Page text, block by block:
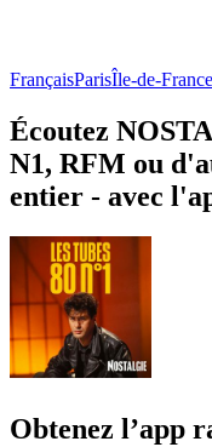
FrançaisParisÎle-de-France
Écoutez
N1, RFM ou
entier - avec
Obtenez